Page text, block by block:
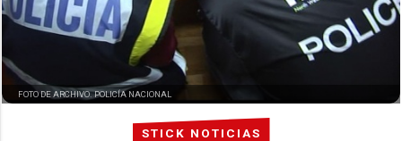
STICK NOTICIAS
FOTO DE ARCHIVO. POLICÍA NACIONAL